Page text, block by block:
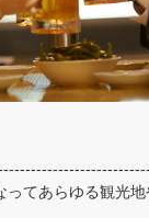
ってあらゆる観光